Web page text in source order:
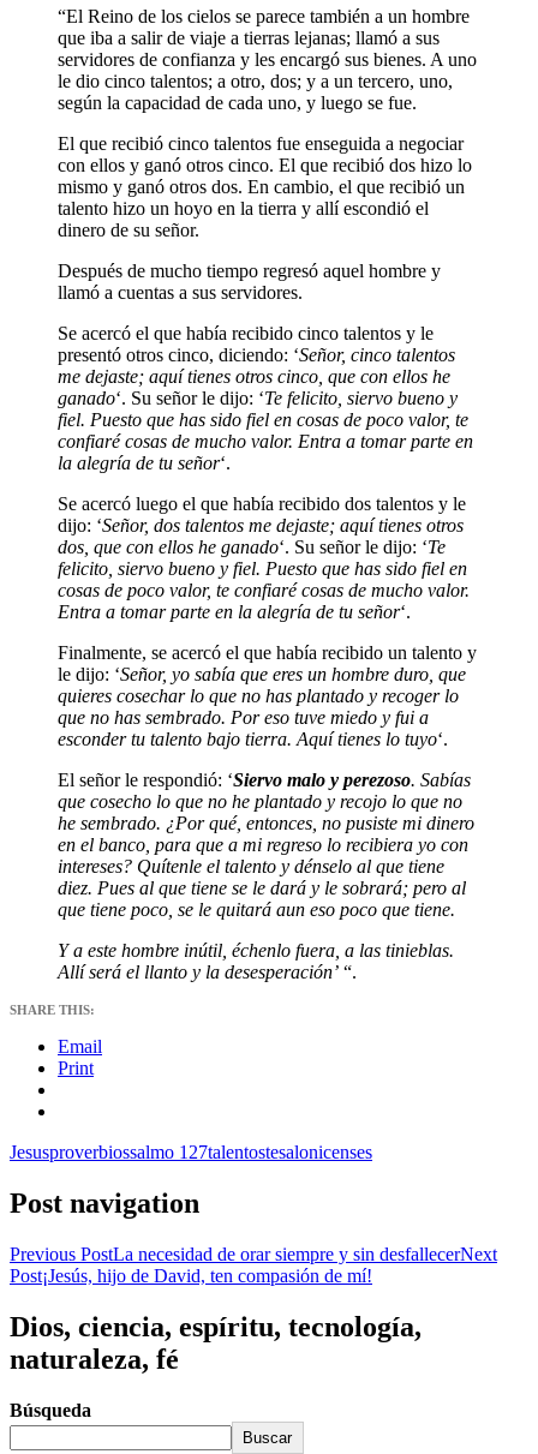
“El Reino de los cielos se parece también a un hombre
que iba a salir de viaje a tierras lejanas; llamó a sus
servidores de confianza y les encargó sus bienes. A uno
le dio cinco talentos; a otro, dos; y a un tercero, uno,
según la capacidad de cada uno, y luego se fue.
El que recibió cinco talentos fue enseguida a negociar
con ellos y ganó otros cinco. El que recibió dos hizo lo
mismo y ganó otros dos. En cambio, el que recibió un
talento hizo un hoyo en la tierra y allí escondió el
dinero de su señor.
Después de mucho tiempo regresó aquel hombre y
llamó a cuentas a sus servidores.
Se acercó el que había recibido cinco talentos y le
presentó otros cinco, diciendo: ‘Señor, cinco talentos
me dejaste; aquí tienes otros cinco, que con ellos he
ganado‘. Su señor le dijo: ‘Te felicito, siervo bueno y
fiel. Puesto que has sido fiel en cosas de poco valor, te
confiaré cosas de mucho valor. Entra a tomar parte en
la alegría de tu señor‘.
Se acercó luego el que había recibido dos talentos y le
dijo: ‘Señor, dos talentos me dejaste; aquí tienes otros
dos, que con ellos he ganado‘. Su señor le dijo: ‘Te
felicito, siervo bueno y fiel. Puesto que has sido fiel en
cosas de poco valor, te confiaré cosas de mucho valor.
Entra a tomar parte en la alegría de tu señor‘.
Finalmente, se acercó el que había recibido un talento y
le dijo: ‘Señor, yo sabía que eres un hombre duro, que
quieres cosechar lo que no has plantado y recoger lo
que no has sembrado. Por eso tuve miedo y fui a
esconder tu talento bajo tierra. Aquí tienes lo tuyo‘.
El señor le respondió: ‘Siervo malo y perezoso. Sabías
que cosecho lo que no he plantado y recojo lo que no
he sembrado. ¿Por qué, entonces, no pusiste mi dinero
en el banco, para que a mi regreso lo recibiera yo con
intereses? Quítenle el talento y dénselo al que tiene
diez. Pues al que tiene se le dará y le sobrará; pero al
que tiene poco, se le quitará aun eso poco que tiene.
Y a este hombre inútil, échenlo fuera, a las tinieblas.
Allí será el llanto y la desesperación’ “.
SHARE THIS:
Email
Print
Jesusproverbiossalmo 127talentostesalonicenses
Post navigation
Previous PostLa necesidad de orar siempre y sin desfallecerNext
Post¡Jesús, hijo de David, ten compasión de mí!
Dios, ciencia, espíritu, tecnología,
naturaleza, fé
Búsqueda
Buscar